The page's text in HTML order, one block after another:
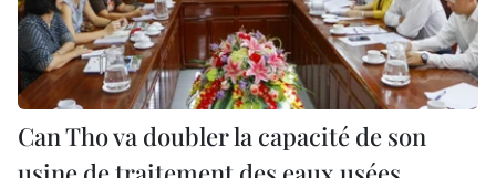
Can Tho va doubler la capacité de son